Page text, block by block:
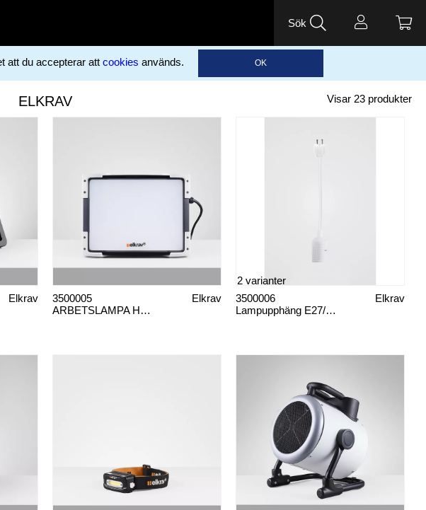
Sök
att du accepterar att cookies används. OK
ELKRAV Visar 23 produkter
Elkrav
ARBETSLAMPA HYBRID 85W
Elkrav
3500005
Lampupphäng E27/DCL
Elkrav
3500006
2 varianter